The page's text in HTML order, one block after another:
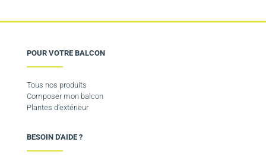
POUR VOTRE BALCON
Tous nos produits
Composer mon balcon
Plantes d’extérieur
BESOIN D'AIDE ?